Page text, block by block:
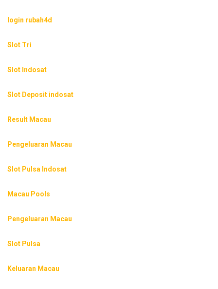
login rubah4d
Slot Tri
Slot Indosat
Slot Deposit indosat
Result Macau
Pengeluaran Macau
Slot Pulsa Indosat
Macau Pools
Pengeluaran Macau
Slot Pulsa
Keluaran Macau